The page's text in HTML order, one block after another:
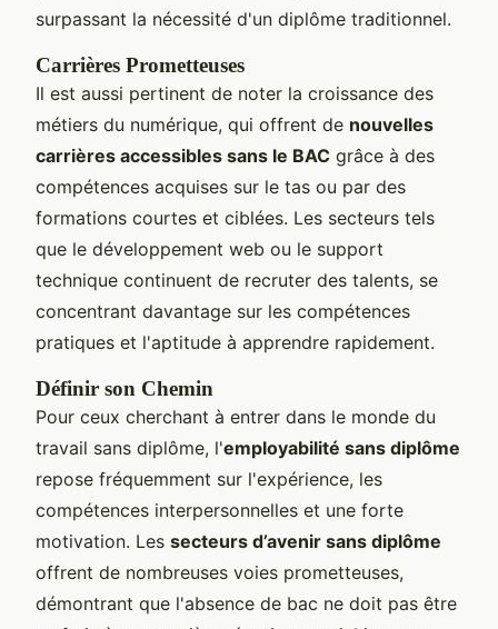
surpassant la nécessité d'un diplôme traditionnel.
Carrières Prometteuses
Il est aussi pertinent de noter la croissance des
métiers du numérique, qui offrent de nouvelles
carrières accessibles sans le BAC grâce à des
compétences acquises sur le tas ou par des
formations courtes et ciblées. Les secteurs tels
que le développement web ou le support
technique continuent de recruter des talents, se
concentrant davantage sur les compétences
pratiques et l'aptitude à apprendre rapidement.
Définir son Chemin
Pour ceux cherchant à entrer dans le monde du
travail sans diplôme, l'employabilité sans diplôme
repose fréquemment sur l'expérience, les
compétences interpersonnelles et une forte
motivation. Les secteurs d’avenir sans diplôme
offrent de nombreuses voies prometteuses,
démontrant que l'absence de bac ne doit pas être